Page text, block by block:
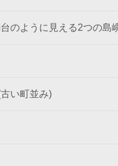
のように見える2つの島
い町並み)